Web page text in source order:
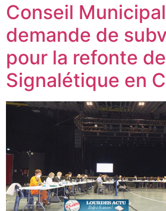
Conseil
demande de
pour la refonte
Signalétique en